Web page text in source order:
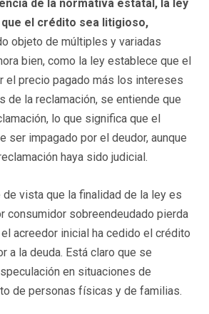
de la normativa estatal, la ley
el crédito sea litigioso,
objeto de múltiples y variadas
bien, como la ley establece que el
el precio pagado más los intereses
de la reclamación, se entiende que
lo que significa que el
ser impagado por el deudor, aunque
haya sido judicial.
vista que la finalidad de la ley es
consumidor sobreendeudado pierda
acreedor inicial ha cedido el crédito
a la deuda. Está claro que se
en situaciones de
de personas físicas y de familias.